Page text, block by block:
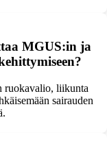
MGUS:in ja
ruokavalio, liikunta
sairauden